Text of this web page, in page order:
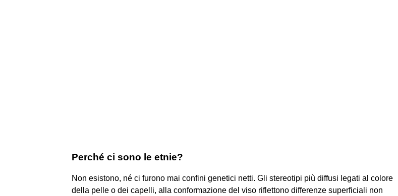
Perché ci sono le etnie?
Non esistono, né ci furono mai confini genetici netti. Gli stereotipi più diffusi legati al colore
della pelle o dei capelli, alla conformazione del viso riflettono differenze superficiali non